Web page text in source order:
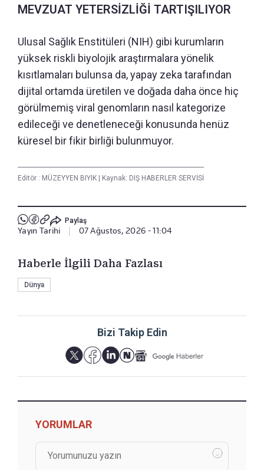
MEVZUAT YETERSİZLİĞİ TARTIŞILIYOR
Ulusal Sağlık Enstitüleri (NIH) gibi kurumların
yüksek riskli biyolojik araştırmalara yönelik
kısıtlamaları bulunsa da, yapay zeka tarafından
dijital ortamda üretilen ve doğada daha önce hiç
görülmemiş viral genomların nasıl kategorize
edileceği ve denetleneceği konusunda henüz
küresel bir fikir birliği bulunmuyor.
Editör : MÜZEYYEN BIYIK Kaynak: DIŞ HABERLER SERVİSİ
Paylaş
Yayın Tarihi 07 Ağustos, 2026 - 11:04
Haberle İlgili Daha Fazlası
Dünya
Bizi Takip Edin
YORUMLAR